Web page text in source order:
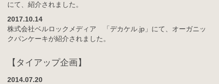
にて、紹介されました。
2017.10.14
株式会社ベルロックメディア 「デカケル.jp」にて、オーガニッ
クパンケーキが紹介されました。
【タイアップ企画】
2014.07.20